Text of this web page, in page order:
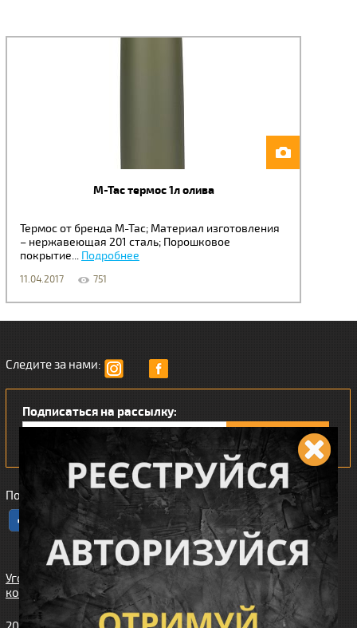
M-Tac термос 1л олива
Термос от бренда М-Тас; Материал изготовления
– нержавеющая 201 сталь; Порошковое
покрытие... Подробнее
11.04.2017 751
Следите за нами:
Подписаться на рассылку:
Понравился наш интернет магазин?
Угода
користувача